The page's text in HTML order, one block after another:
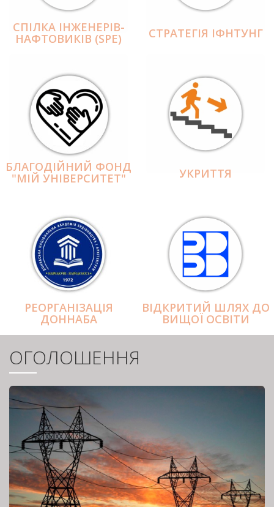
СПІЛКА ІНЖЕНЕРІВ-
НАФТОВИКІВ (SPE) СТРАТЕГІЯ ІФНТУНГ
БЛАГОДІЙНИЙ ФОНД
"МІЙ УНІВЕРСИТЕТ" УКРИТТЯ
РЕОРГАНІЗАЦІЯ
ДОННАБА
ВІДКРИТИЙ ШЛЯХ ДО
ВИЩОЇ ОСВІТИ
ОГОЛОШЕННЯ